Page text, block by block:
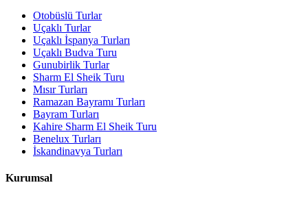
Otobüslü Turlar
Uçaklı Turlar
Uçaklı İspanya Turları
Uçaklı Budva Turu
Gunubirlik Turlar
Sharm El Sheik Turu
Mısır Turları
Ramazan Bayramı Turları
Bayram Turları
Kahire Sharm El Sheik Turu
Benelux Turları
İskandinavya Turları
Kurumsal